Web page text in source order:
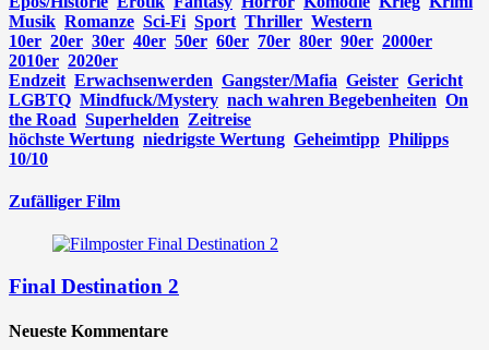
Musik Romanze Sci-Fi Sport Thriller Western
10er 20er 30er 40er 50er 60er 70er 80er 90er 2000er
2010er 2020er
Endzeit Erwachsenwerden Gangster/Mafia Geister Gericht
LGBTQ Mindfuck/Mystery nach wahren Begebenheiten On
the Road Superhelden Zeitreise
höchste Wertung niedrigste Wertung Geheimtipp Philipps
10/10
Zufälliger Film
Final Destination 2
Neueste Kommentare